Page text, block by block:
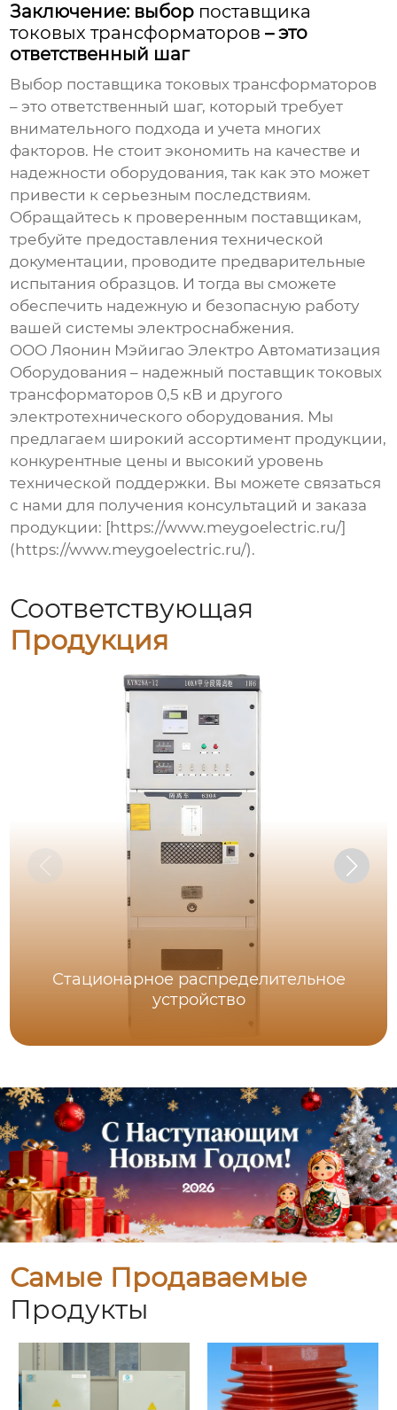
Заключение: выбор поставщика
токовых трансформаторов – это
ответственный шаг
Выбор поставщика токовых трансформаторов
– это ответственный шаг, который требует
внимательного подхода и учета многих
факторов. Не стоит экономить на качестве и
надежности оборудования, так как это может
привести к серьезным последствиям.
Обращайтесь к проверенным поставщикам,
требуйте предоставления технической
документации, проводите предварительные
испытания образцов. И тогда вы сможете
обеспечить надежную и безопасную работу
вашей системы электроснабжения.
ООО Ляонин Мэйигао Электро Автоматизация
Оборудования – надежный поставщиктоковых
трансформаторов 0,5 кВ и другого
электротехнического оборудования. Мы
предлагаем широкий ассортимент продукции,
конкурентные цены и высокий уровень
технической поддержки. Вы можете связаться
с нами для получения консультаций и заказа
продукции: [https://www.meygoelectric.ru/]
(https://www.meygoelectric.ru/).
Соответствующая
Продукция
Стационарное распределительное
устройство
Самые Продаваемые
Продукты